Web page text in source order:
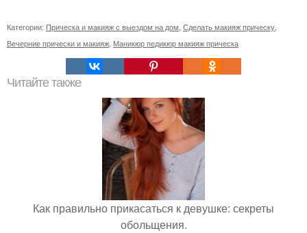
Категории: Прическа и макияж с выездом на дом Сделать макияж прическу
Вечерние прически и макияж Маникюр педикюр макияж прическа
Читайте также
Как правильно прикасаться к девушке: секреты
обольщения.